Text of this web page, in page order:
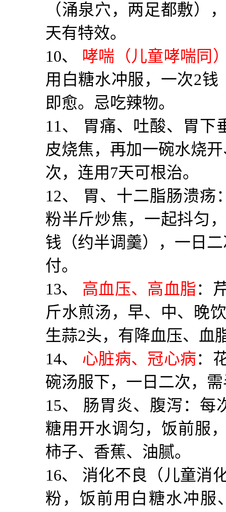
（涌泉穴，两足都敷）
天有特效。
10、
哮喘（儿童哮喘同
用白糖水冲服，一次2钱
即愈。忌吃辣物。
11 、 胃痛、吐酸、胃下
皮烧焦，再加一碗水烧
次，连用 7天可根治。
12、 胃、十二脂肠溃疡
粉半斤炒焦，一起抖匀
钱（约半调羹），一日
付。
13、 高血压、高血脂：
斤水煎汤，早、中、晚
生蒜2头，有降血压、血
14、 心脏病、冠心病：
碗汤服下，一日二次，
15、 肠胃炎、腹泻：每
糖用开水调匀，饭前服
柿子、香蕉、油腻。
16、 消化不良（儿童消
粉，饭前用白糖水冲服